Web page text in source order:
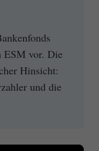
ESM vor. Die
Hinsicht:
und die